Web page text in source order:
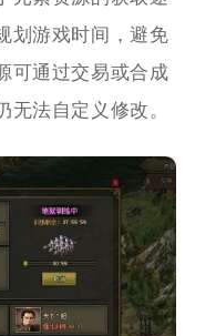
划游戏时间，避免
可通过交易或合成
法自定义修改。